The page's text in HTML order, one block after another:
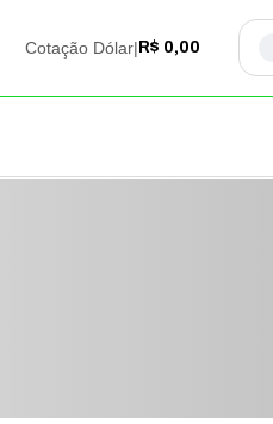
Cotação Dólar| R$ 0,00